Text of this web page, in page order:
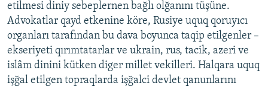
etilmesi diniy sebeplernen bağlı olğanını tüşüne.
Advokatlar qayd etkenine köre, Rusiye uquq qoruyıcı
organları tarafından bu dava boyunca taqip etilgenler –
ekseriyeti qırımtatarlar ve ukrain, rus, tacik, azeri ve
islâm dinini kütken diger millet vekilleri. Halqara uquq
işğal etilgen topraqlarda işğalci devlet qanunlarını